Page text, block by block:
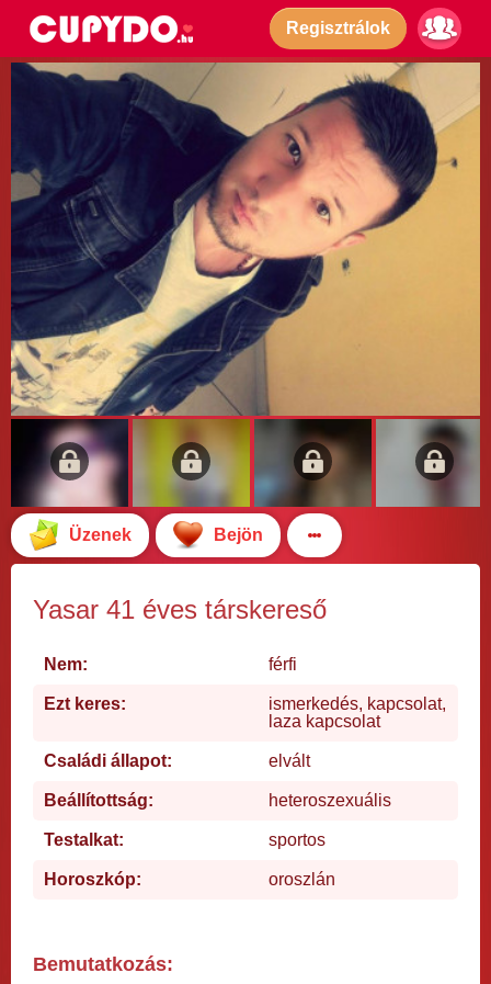
Regisztrálok
Üzenek Bejön
Yasar 41 éves társkereső
Nem: férfi
Ezt keres:
ismerkedés, kapcsolat,
laza kapcsolat
Családi állapot: elvált
Beállítottság: heteroszexuális
Testalkat: sportos
Horoszkóp: oroszlán
Bemutatkozás: